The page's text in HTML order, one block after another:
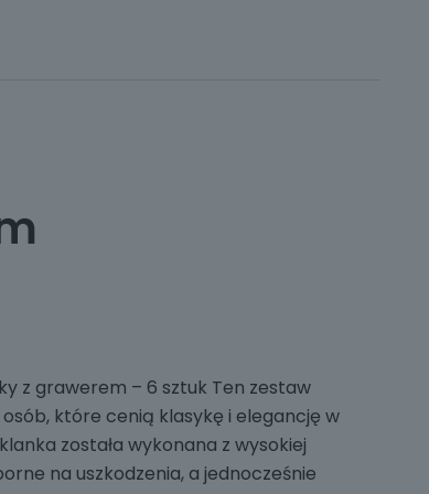
z grawerem – 6 sztuk Ten zestaw
które cenią klasykę i elegancję w
została wykonana z wysokiej
na uszkodzenia, a jednocześnie